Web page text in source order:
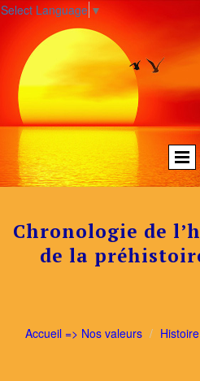
Select Language ▼
Chronologie de
de la
Accueil => Nos valeurs Histoire